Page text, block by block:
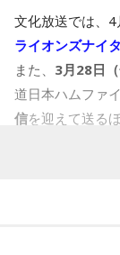
そして間髪を容
ティヴKポップ
マージュとして
時点で、会場は
ちの列ができた
本でも馴染みの
大輔、岩本勉
と
レジェンドたち
実況で『文化放
上段左から）東
文化放送では、
ライオンズナイタ
また、 3月28日
道日本ハムファ
信を迎えて送るほ